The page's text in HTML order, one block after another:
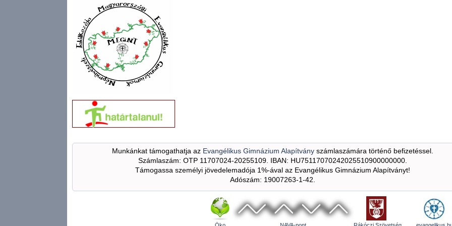
Munkánkat támogathatja az Evangélikus Gimnázium Alapítványszámlaszámára történő befizetéssel.
Számlaszám: OTP 11707024-20255109. IBAN: HU75117070242025510900000000.
Támogassa személyi jövedelemadója 1%-ával az Evangélikus Gimnázium Alapítványt!
Adószám: 19007263-1-42.